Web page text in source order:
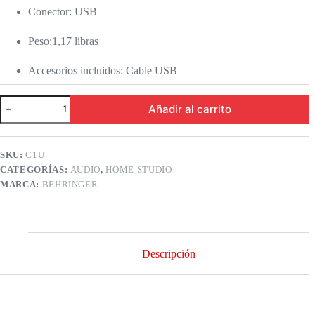
Conector: USB
Peso:1,17 libras
Accesorios incluidos: Cable USB
Behringer
c1u
Micrófono
USB
Condenser
cantidad
Añadir al carrito
SKU:C1U
CATEGORÍAS: AUDIO,HOME STUDIO
MARCA: BEHRINGER
Descripción